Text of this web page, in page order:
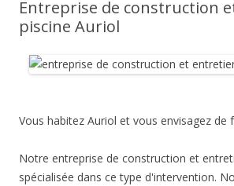
Entreprise de construction
piscine Auriol
Vous habitez Auriol et vous envisagez de
Notre entreprise de construction et
spécialisée dans ce type d'intervention.